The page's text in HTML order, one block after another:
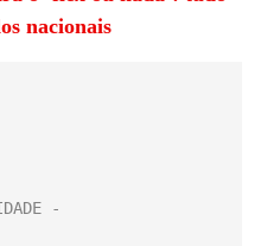
nacionais